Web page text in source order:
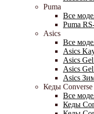
Puma
Все
Puma
Asics
Все
Asics
Asics
Asics
Asics
Кеды Converse
Все
Кеды